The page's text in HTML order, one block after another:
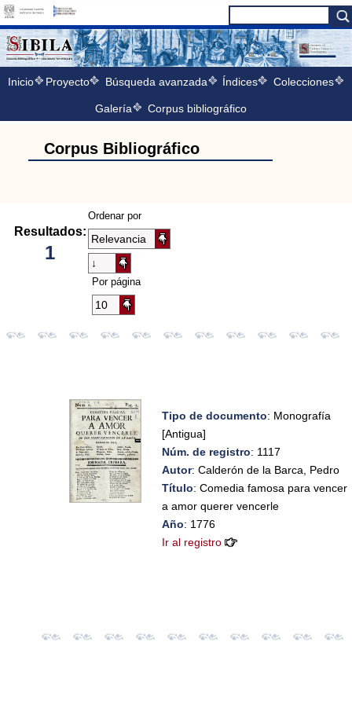
Inicio Proyecto Búsqueda avanzada Índices Colecciones
Galería Corpus bibliográfico
Corpus Bibliográfico
Resultados:
1
Ordenar por
Por página
Tipo de documento: Monografía
[Antigua]
Núm. de registro: 1117
Autor: Calderón de la Barca, Pedro
Título: Comedia famosa para vencer
a amor querer vencerle
Año: 1776
Ir al registro